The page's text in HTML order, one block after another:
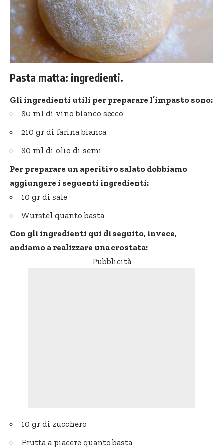
Pasta matta: ingredienti.
Gli ingredienti utili per preparare l’impasto sono:
80 ml di vino bianco secco
210 gr di farina bianca
80 ml di olio di semi
Per preparare un aperitivo salato dobbiamo
aggiungere i seguenti ingredienti:
10 gr di sale
Wurstel quanto basta
Con gli ingredienti qui di seguito, invece,
andiamo a realizzare una crostata:
Pubblicità
10 gr di zucchero
Frutta a piacere quanto basta